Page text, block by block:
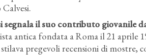
segnala il suo contributo giovanile
antica fondata a Roma il 21 aprile
pregevoli recensioni di mostre,